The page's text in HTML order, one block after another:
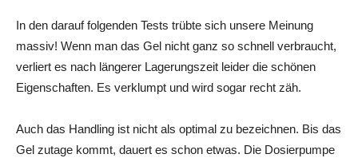
In den darauf folgenden Tests trübte sich unsere Meinung
massiv! Wenn man das Gel nicht ganz so schnell verbraucht,
verliert es nach längerer Lagerungszeit leider die schönen
Eigenschaften. Es verklumpt und wird sogar recht zäh.
Auch das Handling ist nicht als optimal zu bezeichnen. Bis das
Gel zutage kommt, dauert es schon etwas. Die Dosierpumpe